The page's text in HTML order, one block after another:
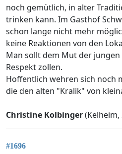
noch gemütlich, in alter
trinken kann. Im Gasthof
schon lange nicht mehr
keine Reaktionen von den
Man sollt dem Mut der
Respekt zollen.
Hoffentlich wehren sich noch
die den alten "Kralik" von
Christine Kolbinger(Kelheim,
#1696